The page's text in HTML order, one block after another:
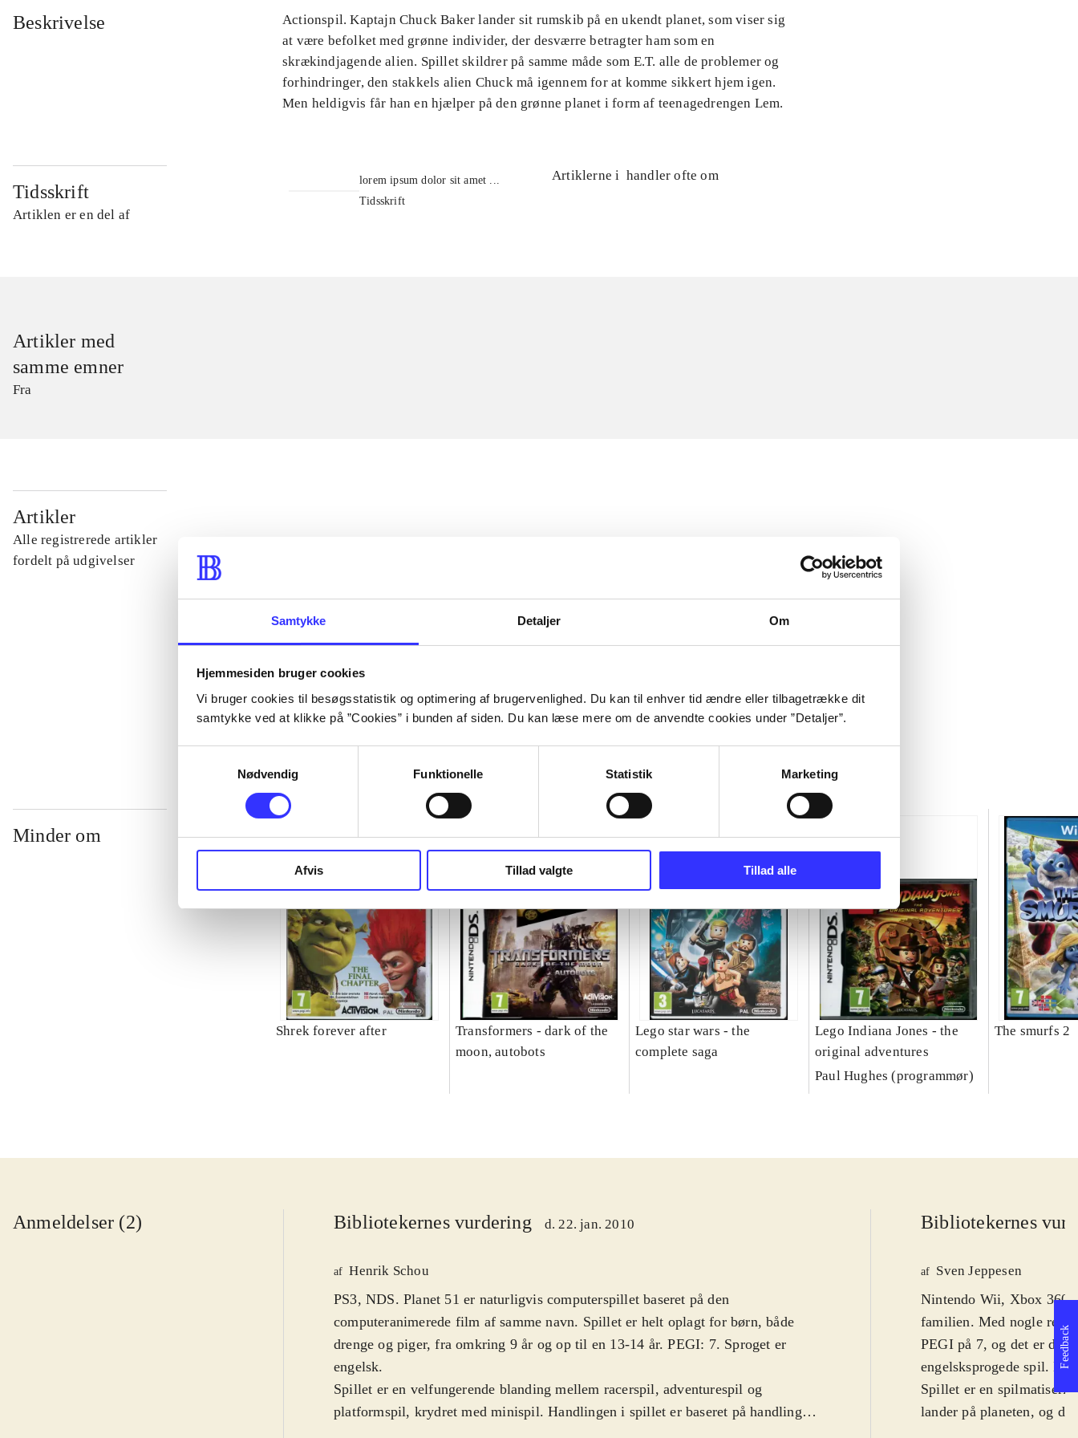
Samtykke Detaljer Om
Hjemmesiden bruger cookies
Vi bruger cookies til besøgsstatistik og optimering af brugervenlighed. Du kan til enhver tid ændre eller tilbagetrække dit
samtykke ved at klikke på ”Cookies” i bunden af siden. Du kan læse mere om de anvendte cookies under ”Detaljer”.
Nødvendig
Funktionelle Statistik Marketing
Afvis Tillad valgte Tillad alle
Beskrivelse
Actionspil. Kaptajn Chuck Baker lander sit rumskib på en ukendt planet, som viser sig
at være befolket med grønne individer, der desværre betragter ham som en
skrækindjagende alien. Spillet skildrer på samme måde som E.T. alle de problemer og
forhindringer, den stakkels alien Chuck må igennem for at komme sikkert hjem igen.
Men heldigvis får han en hjælper på den grønne planet i form af teenagedrengen Lem.
Tidsskrift
Artiklen er en del af
lorem ipsum dolor sit amet ...
Tidsskrift
Artiklerne i handler ofte om
Artikler med
samme emner
Fra
Artikler
Alle registrerede artikler
fordelt på udgivelser
...
Minder om
Shrek forever after
Transformers - dark of the
moon, autobots
Lego star wars - the
complete saga
Lego Indiana Jones - the
original adventures
Paul Hughes (programmør)
The smurfs 2
Anmeldelser (2) Bibliotekernes vurdering d. 22. jan. 2010
af Henrik Schou
PS3, NDS. Planet 51 er naturligvis computerspillet baseret på den
computeranimerede film af samme navn. Spillet er helt oplagt for børn, både
drenge og piger, fra omkring 9 år og op til en 13-14 år. PEGI: 7. Sproget er
engelsk.
Spillet er en velfungerende blanding mellem racerspil, adventurespil og
platformspil, krydret med minispil. Handlingen i spillet er baseret på handlingen
Bibliotekernes
af Sven Jeppesen
Nintendo Wii, Xbox 360.
familien. Med nogle ret
PEGI på 7, og det er da
engelsksprogede spil.
Spillet er en
lander på planeten, og
Feedback